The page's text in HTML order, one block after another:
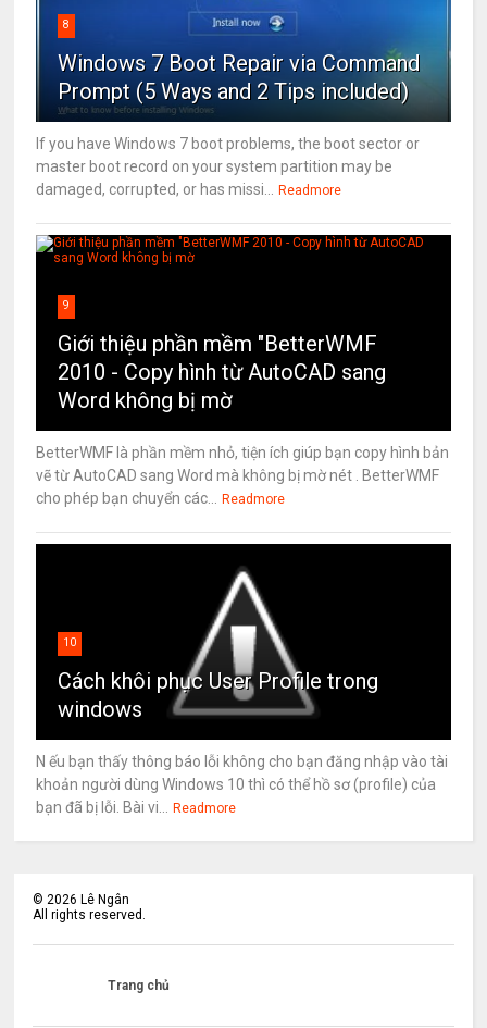
8
Windows 7 Boot Repair via Command
Prompt (5 Ways and 2 Tips included)
If you have Windows 7 boot problems, the boot sector or
master boot record on your system partition may be
damaged, corrupted, or has missi... Readmore
9
Giới thiệu phần mềm "BetterWMF
2010 - Copy hình từ AutoCAD sang
Word không bị mờ
BetterWMF là phần mềm nhỏ, tiện ích giúp bạn copy hình bản
vẽ từ AutoCAD sang Word mà không bị mờ nét . BetterWMF
cho phép bạn chuyển các... Readmore
10
Cách khôi phục User Profile trong
windows
N ếu bạn thấy thông báo lỗi không cho bạn đăng nhập vào tài
khoản người dùng Windows 10 thì có thể hồ sơ (profile) của
bạn đã bị lỗi. Bài vi... Readmore
©2026 Lê Ngân
All rights reserved.
Trang chủ